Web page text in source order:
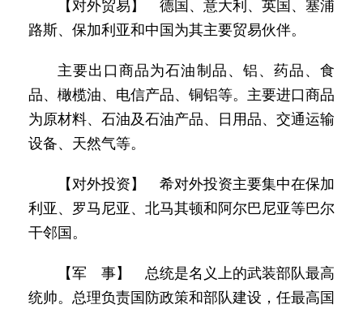
【对外贸易】 德国、意大利、英国、塞浦
路斯、保加利亚和中国为其主要贸易伙伴。
主要出口商品为石油制品、铝、药品、食
品、橄榄油、电信产品、铜铝等。主要进口商品
为原材料、石油及石油产品、日用品、交通运输
设备、天然气等。
【对外投资】 希对外投资主要集中在保加
利亚、罗马尼亚、北马其顿和阿尔巴尼亚等巴尔
干邻国。
【军 事】 总统是名义上的武装部队最高
统帅。总理负责国防政策和部队建设，任最高国